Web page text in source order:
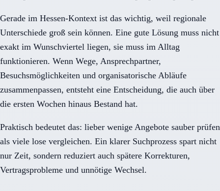
Gerade im Hessen-Kontext ist das wichtig, weil regionale
Unterschiede groß sein können. Eine gute Lösung muss nicht
exakt im Wunschviertel liegen, sie muss im Alltag
funktionieren. Wenn Wege, Ansprechpartner,
Besuchsmöglichkeiten und organisatorische Abläufe
zusammenpassen, entsteht eine Entscheidung, die auch über
die ersten Wochen hinaus Bestand hat.
Praktisch bedeutet das: lieber wenige Angebote sauber prüfen
als viele lose vergleichen. Ein klarer Suchprozess spart nicht
nur Zeit, sondern reduziert auch spätere Korrekturen,
Vertragsprobleme und unnötige Wechsel.